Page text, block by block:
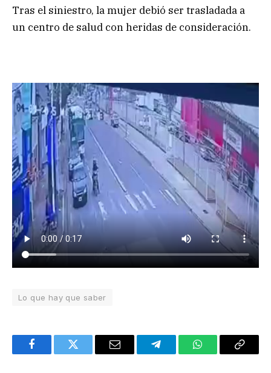
Tras el siniestro, la mujer debió ser trasladada a
un centro de salud con heridas de consideración.
Lo que hay que saber
FacebookTwitter Email TelegramWhatsAppCopy